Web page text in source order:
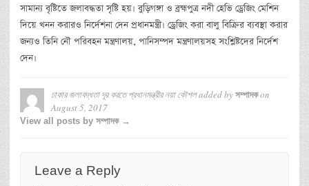
সামান্য বৃষ্টিতে জলাবদ্ধতা সৃষ্টি হয়। বুড়িগঙ্গা ও ব্রহ্মপুত্র নদী হেভি ড্রেজিং মেশিন
দিয়ে খনন করারও নির্দেশনা দেন প্রধানমন্ত্রী। ড্রেজিং করা বালু বিক্রির ব্যবস্থা করার
জন্যও তিনি নৌ পরিবহন মন্ত্রণালয়, পানিসম্পদ মন্ত্রণালয়সহ সংশ্লিষ্টদের নির্দেশ
দেন।
ঢাকার জলাবদ্ধতা দূর করতে প্রধানমন্ত্রীর নয়া কৌশলadded by সম্পাদকon
August 5, 2017
View all posts by সম্পাদক →
Leave a Reply